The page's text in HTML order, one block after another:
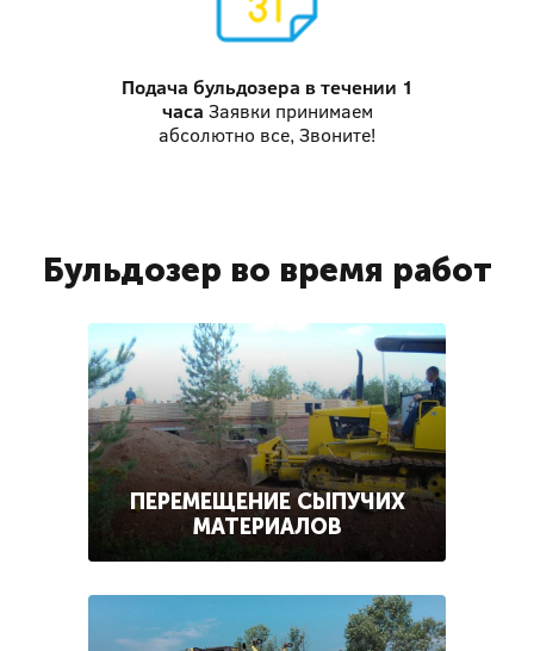
Подача бульдозера в течении 1
часа Заявки принимаем
абсолютно все, Звоните!
Бульдозер во время работ
ПЕРЕМЕЩЕНИЕ СЫПУЧИХ
МАТЕРИАЛОВ